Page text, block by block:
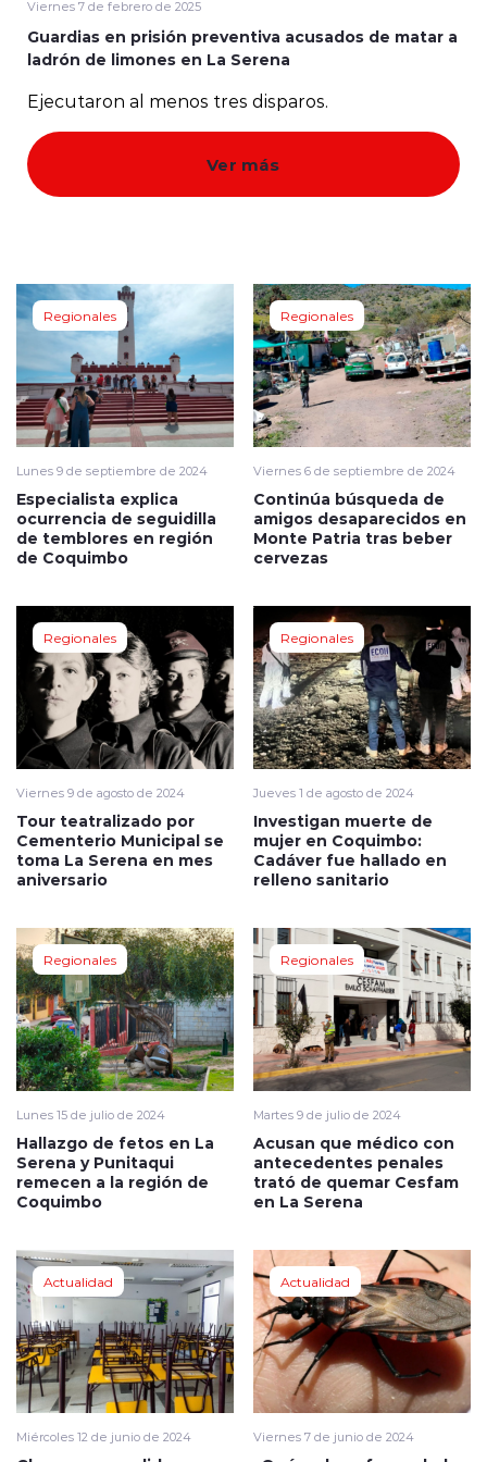
Quienes Somos
Viernes 7 de febrero de 2025
Guardias en prisión preventiva acusados de matar a
ladrón de limones en La Serena
Ejecutaron al menos tres disparos.
Ver más
Regionales
Lunes 9 de septiembre de 2024
Especialista explica
ocurrencia de seguidilla
de temblores en región
de Coquimbo
Regionales
Viernes 6 de septiembre de 2024
Continúa búsqueda de
amigos desaparecidos en
Monte Patria tras beber
cervezas
Regionales
Viernes 9 de agosto de 2024
Tour teatralizado por
Cementerio Municipal se
toma La Serena en mes
aniversario
Regionales
Jueves 1 de agosto de 2024
Investigan muerte de
mujer en Coquimbo:
Cadáver fue hallado en
relleno sanitario
Regionales
Lunes 15 de julio de 2024
Hallazgo de fetos en La
Serena y Punitaqui
remecen a la región de
Coquimbo
Regionales
Martes 9 de julio de 2024
Acusan que médico con
antecedentes penales
trató de quemar Cesfam
en La Serena
Actualidad
Miércoles 12 de junio de 2024
Actualidad
Viernes 7 de junio de 2024